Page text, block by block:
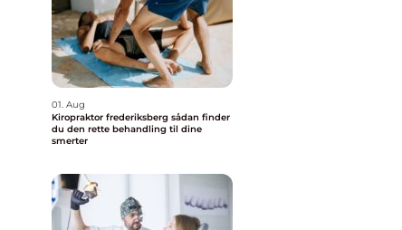
01. Aug
Kiropraktor frederiksberg sådan finder
du den rette behandling til dine
smerter